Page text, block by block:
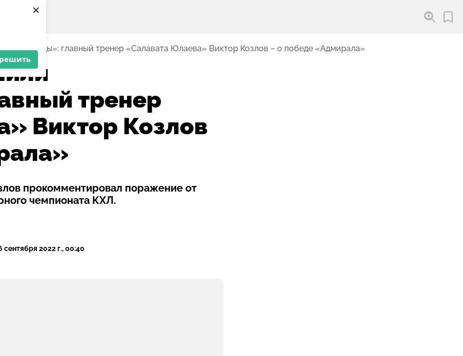
×
главный тренер «Салавата Юлаева» Виктор Козлов – о победе «Адмирала»
тренер
Виктор Козлов
прокомментировал поражение от
чемпионата КХЛ.
сентября 2022 г., 00:40